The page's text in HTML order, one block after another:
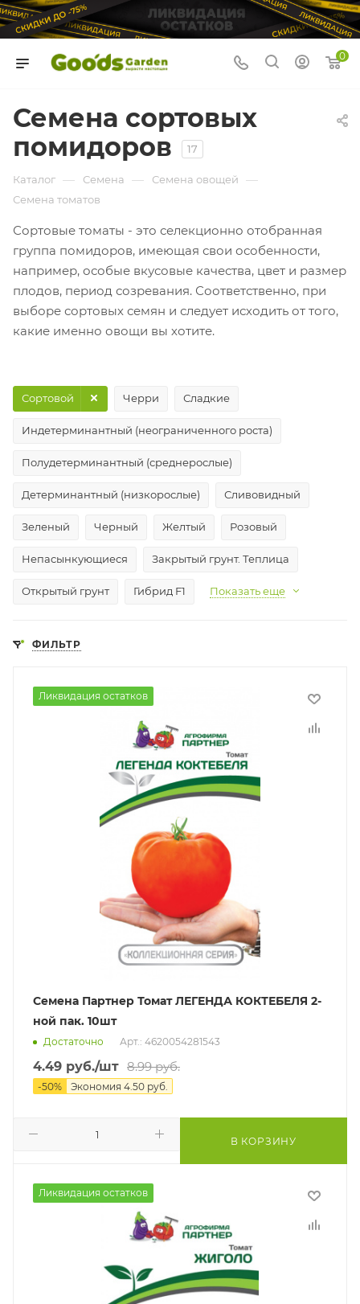
0
Семена сортовых
помидоров
17
Каталог — Семена — Семена овощей —
Семена томатов
Сортовые томаты - это селекционно отобранная
группа помидоров, имеющая свои особенности,
например, особые вкусовые качества, цвет и размер
плодов, период созревания. Соответственно, при
выборе сортовых семян и следует исходить от того,
какие именно овощи вы хотите.
Черри Сладкие
Индетерминантный (неограниченного роста)
Полудетерминантный (среднерослые)
Детерминантный (низкорослые) Сливовидный
Зеленый Черный Желтый Розовый
Непасынкующиеся Закрытый грунт. Теплица
Открытый грунт Гибрид F1
Сортовой
Показать еще
ФИЛЬТР
Ликвидация остатков
Семена Партнер Томат ЛЕГЕНДА КОКТЕБЕЛЯ 2-
ной пак. 10шт
Достаточно Арт.: 4620054281543
4.49 руб./шт 8.99руб.
-50% Экономия 4.50 руб.
В КОРЗИНУ
Ликвидация остатков